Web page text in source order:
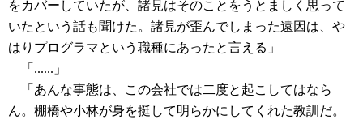
をカバーしていたが、諸見はそのことをうとましく思って
いたという話も聞けた。諸見が歪んでしまった遠因は、や
はりプログラマという職種にあったと言える」
「......」
「あんな事態は、この会社では二度と起こしてはなら
ん。棚橋や小林が身を挺して明らかにしてくれた教訓だ。